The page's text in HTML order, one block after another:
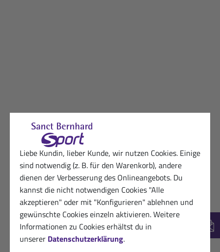
Liebe Kundin, lieber Kunde, wir nutzen Cookies. Einige
sind notwendig (z. B. für den Warenkorb), andere
dienen der Verbesserung des Onlineangebots. Du
kannst die nicht notwendigen Cookies "Alle
akzeptieren" oder mit "Konfigurieren" ablehnen und
gewünschte Cookies einzeln aktivieren. Weitere
Informationen zu Cookies erhältst du in
unserer Datenschutzerklärung.